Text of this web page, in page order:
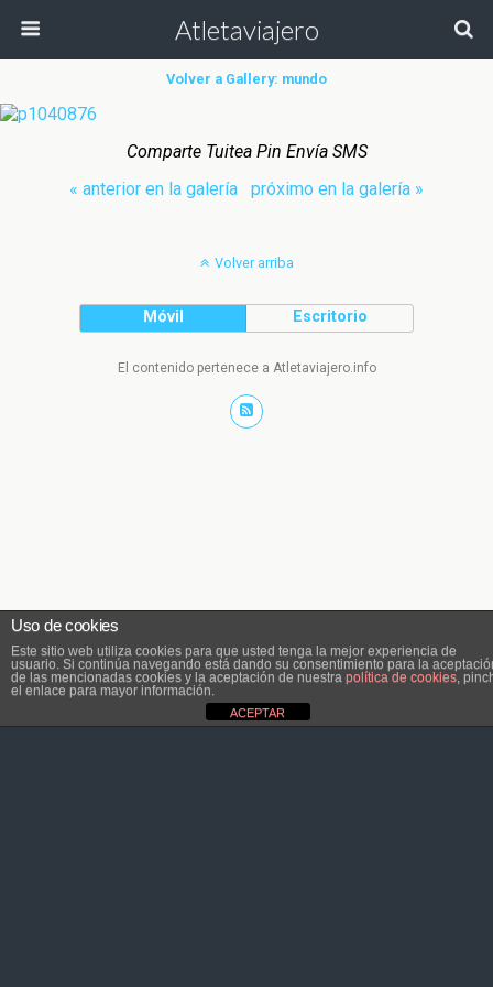
Atletaviajero
Volver a Gallery: mundo
Comparte Tuitea Pin Envía SMS
« anterior en la galería
próximo en la galería »
Volver arriba
Móvil Escritorio
El contenido pertenece a Atletaviajero.info
Uso de cookies
Este sitio web utiliza cookies para que usted tenga la mejor experiencia de
usuario. Si continúa navegando está dando su consentimiento para la
de las mencionadas cookies y la aceptación de nuestra política de cookies,
el enlace para mayor información.
ACEPTAR